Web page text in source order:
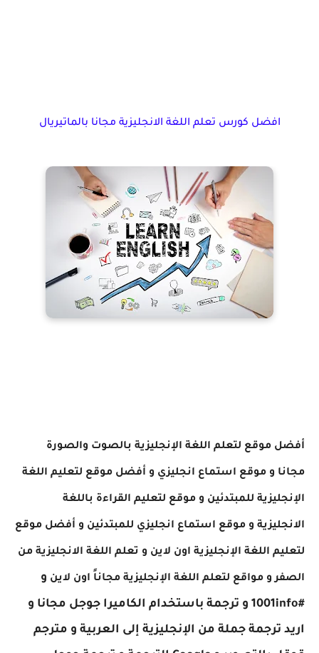
افضل كورس تعلم اللغة الانجليزية مجانا بالماتيريال
أفضل موقع لتعلم اللغة الإنجليزية بالصوت والصورة
مجانا و موقع استماع انجليزي و أفضل موقع لتعليم اللغة
الإنجليزية للمبتدئين و موقع لتعليم القراءة باللغة
الانجليزية و موقع استماع انجليزي للمبتدئين و أفضل موقع
لتعليم اللغة الإنجليزية اون لاين و تعلم اللغة الانجليزية من
الصفرو مواقع لتعلم اللغة الإنجليزية مجاناً اون لاين و
#1001info و ترجمة باستخدام الكاميرا جوجل مجانا و
اريد ترجمة جملة من الإنجليزية إلى العربية و مترجم